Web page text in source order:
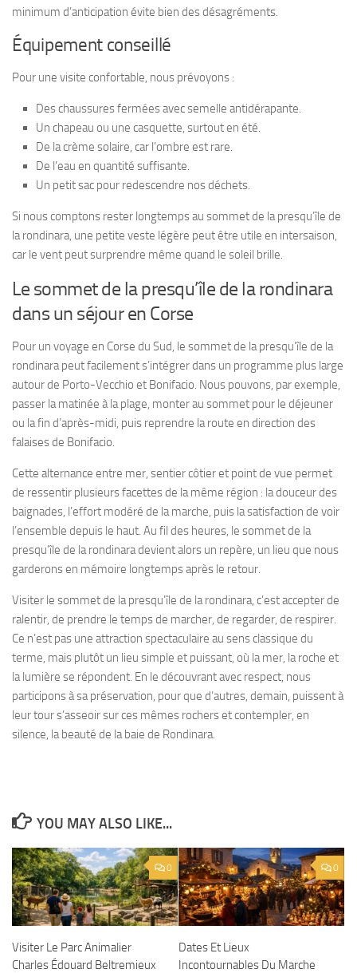
minimum d’anticipation évite bien des désagréments.
Équipement conseillé
Pour une visite confortable, nous prévoyons :
Des chaussures fermées avec semelle antidérapante.
Un chapeau ou une casquette, surtout en été.
De la crème solaire, car l’ombre est rare.
De l’eau en quantité suffisante.
Un petit sac pour redescendre nos déchets.
Si nous comptons rester longtemps au sommet de la presqu’île de
la rondinara, une petite veste légère peut être utile en intersaison,
car le vent peut surprendre même quand le soleil brille.
Le sommet de la presqu’île de la rondinara
dans un séjour en Corse
Pour un voyage en Corse du Sud, le sommet de la presqu’île de la
rondinara peut facilement s’intégrer dans un programme plus large
autour de Porto-Vecchio et Bonifacio. Nous pouvons, par exemple,
passer la matinée à la plage, monter au sommet pour le déjeuner
ou la fin d’après-midi, puis reprendre la route en direction des
falaises de Bonifacio.
Cette alternance entre mer, sentier côtier et point de vue permet
de ressentir plusieurs facettes de la même région : la douceur des
baignades, l’effort modéré de la marche, puis la satisfaction de voir
l’ensemble depuis le haut. Au fil des heures, le sommet de la
presqu’île de la rondinara devient alors un repère, un lieu que nous
garderons en mémoire longtemps après le retour.
Visiter le sommet de la presqu’île de la rondinara, c’est accepter de
ralentir, de prendre le temps de marcher, de regarder, de respirer.
Ce n’est pas une attraction spectaculaire au sens classique du
terme, mais plutôt un lieu simple et puissant, où la mer, la roche et
la lumière se répondent. En le découvrant avec respect, nous
participons à sa préservation, pour que d’autres, demain, puissent à
leur tour s’asseoir sur ces mêmes rochers et contempler, en
silence, la beauté de la baie de Rondinara.
YOU MAY ALSO LIKE...
0
Visiter Le Parc Animalier
Charles Édouard Beltremieux
0
Dates Et Lieux
Incontournables Du Marche